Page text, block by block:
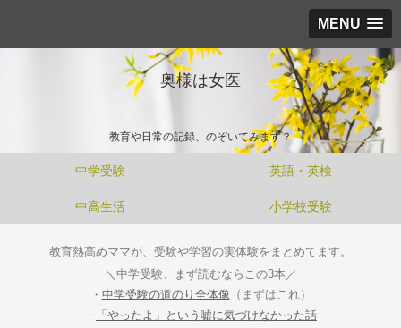
MENU
奥様は女医
教育や日常の記録、のぞいてみます？
中学受験 英語・英検
中高生活 小学校受験
教育熱高めママが、受験や学習の実体験をまとめてます。
＼中学受験、まず読むならこの3本／
・ 中学受験の道のり全体像 （まずはこれ）
・
「やったよ」という嘘に気づけなかった話